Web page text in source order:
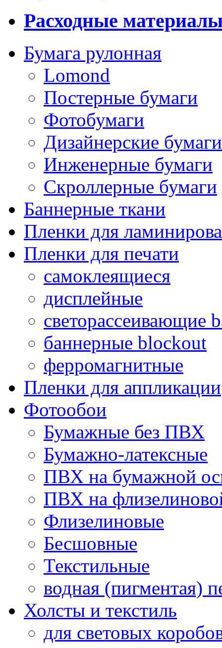
Расходные
Бумага рулонная
Lomond
Постерные бумаги
Фотобумаги
Дизайнерские бумаги
Инженерные бумаги
Скроллерные бумаги
Баннерные ткани
Пленки для
Пленки для печати
самоклеящиеся
дисплейные
светорассеивающие
баннерные blockout
ферромагнитные
Пленки для аппликации
Фотообои
Бумажные без ПВХ
Бумажно-латексные
ПВХ на бумажной
ПВХ на
Флизелиновые
Бесшовные
Текстильные
водная (пигментая)
Холсты и текстиль
для световых